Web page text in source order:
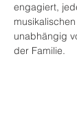
engagiert,
unabhängig
der Familie.